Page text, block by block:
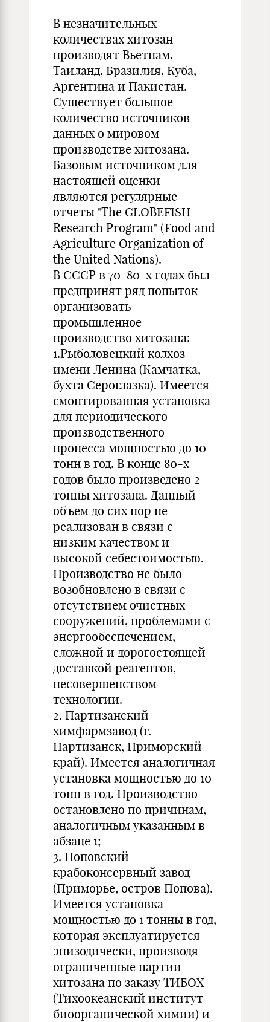
В незначительных
количествах хитозан
производят Вьетнам,
Таиланд, Бразилия, Куба,
Аргентина и Пакистан.
Существует большое
количество источников
данных о мировом
производстве хитозана.
Базовым источником для
настоящей оценки
являются регулярные
отчеты "The GLOBEFISH
Research Program" (Food and
Agriculture Organization of
the United Nations).
В СССР в 70-80-х годах был
предпринят ряд попыток
организовать
промышленное
производство хитозана:
1.Рыболовецкий колхоз
имени Ленина (Камчатка,
бухта Сероглазка). Имеется
смонтированная установка
для периодического
производственного
процесса мощностью до 10
тонн в год. В конце 80-х
годов было произведено 2
тонны хитозана. Данный
объем до сих пор не
реализован в связи с
низким качеством и
высокой себестоимостью.
Производство не было
возобновлено в связи с
отсутствием очистных
сооружений, проблемами с
энергообеспечением,
сложной и дорогостоящей
доставкой реагентов,
несовершенством
технологии.
2. Партизанский
химфармзавод (г.
Партизанск, Приморский
край). Имеется аналогичная
установка мощностью до 10
тонн в год. Производство
остановлено по причинам,
аналогичным указанным в
абзаце 1;
3. Поповский
крабоконсервный завод
(Приморье, остров Попова).
Имеется установка
мощностью до 1 тонны в год,
которая эксплуатируется
эпизодически, производя
ограниченные партии
хитозана по заказу ТИБОХ
(Тихоокеанский институт
биоорганической химии) и